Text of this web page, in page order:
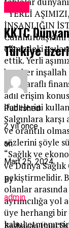
“YERLİ
İNSANLIĞIN
elimizdeki
ettik. Yerli
beraber inşallah
Çok-taraflı
adil erişim
ifadelerini
Salgınlara
ve orantılı
sözlerini şöyle
“Sağlık ve
ve Dünya
pekiştirmelidir.
olanlar
ayrımcılığa yol
üye herhangi bir
kabul
KKTC
Türkiye
Published
2 yıl önce
on
Mart 25, 2024
By
admin
Başbakan Ünal